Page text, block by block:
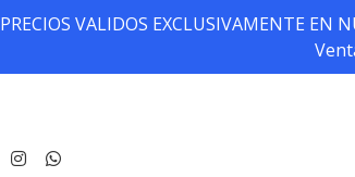
PRECIOS VALIDOS EXCLUSIVAMENTE EN